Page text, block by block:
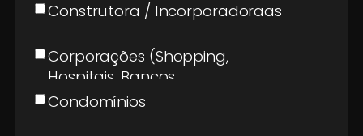
Construtora / Incorporadoraas
Corporações (Shopping,
Hospitais, Bancos,
Universidades, outros.)
Condomínios